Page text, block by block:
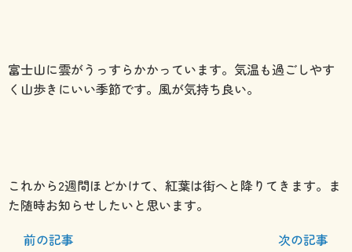
富士山に雲がうっすらかかっています。気温も過ごしやす
く山歩きにいい季節です。風が気持ち良い。
これから2週間ほどかけて、紅葉は街へと降りてきます。ま
た随時お知らせしたいと思います。
前の記事
次の記事